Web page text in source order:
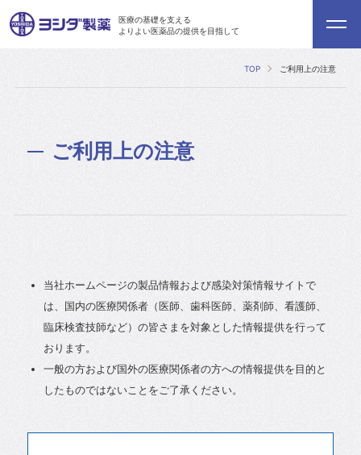
医療の基礎を支える
よりよい医薬品の提供を目指して
TOP ご利用上の注意
ご利用上の注意
当社ホームページの製品情報および感染対策情報サイトで
は、国内の医療関係者（医師、歯科医師、薬剤師、看護師、
臨床検査技師など）の皆さまを対象とした情報提供を行って
おります。
一般の方および国外の医療関係者の方への情報提供を目的と
したものではないことをご了承ください。